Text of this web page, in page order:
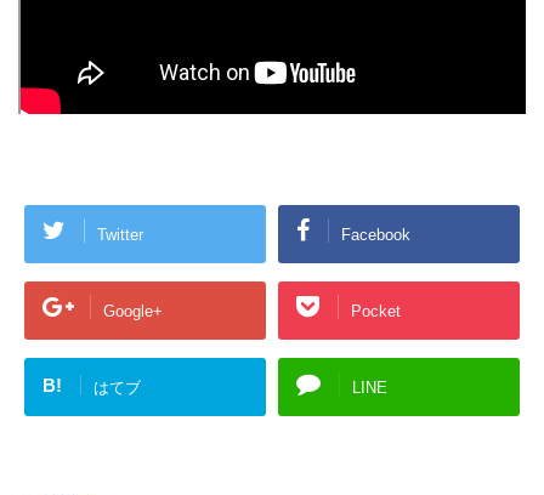
Twitter Facebook
Google+ Pocket
B! はてブ LINE